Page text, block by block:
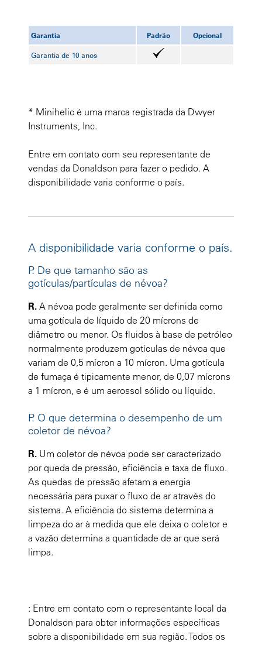
Garantia Padrão Opcional
Garantia de 10 anos
* Minihelic é uma marca registrada da Dwyer
Instruments, Inc.
Entre em contato com seu representante de
vendas da Donaldson para fazer o pedido. A
disponibilidade varia conforme o país.
A disponibilidade varia conforme o país.
P. De que tamanho são as
gotículas/partículas de névoa?
R. A névoa pode geralmente ser definida como
uma gotícula de líquido de 20 mícrons de
diâmetro ou menor. Os fluidos à base de petróleo
normalmente produzem gotículas de névoa que
variam de 0,5 mícron a 10 mícron. Uma gotícula
de fumaça é tipicamente menor, de 0,07 mícrons
a 1 mícron, e é um aerossol sólido ou líquido.
P. O que determina o desempenho de um
coletor de névoa?
R. Um coletor de névoa pode ser caracterizado
por queda de pressão, eficiência e taxa de fluxo.
As quedas de pressão afetam a energia
necessária para puxar o fluxo de ar através do
sistema. A eficiência do sistema determina a
limpeza do ar à medida que ele deixa o coletor e
a vazão determina a quantidade de ar que será
limpa.
: Entre em contato com o representante local da
Donaldson para obter informações específicas
sobre a disponibilidade em sua região. Todos os